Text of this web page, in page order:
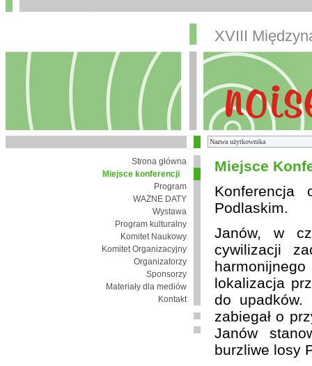
XVIII
Strona główna
Miejsce konferencji
Program
WAŻNE DATY
Wystawa
Program kulturalny
Komitet Naukowy
Komitet Organizacyjny
Organizatorzy
Sponsorzy
Materiały dla mediów
Kontakt
Miejsce
Podlaskim.
Janów, w
cywilizacji
lokalizacja
do upadków.
zabiegał o
Janów
burzliwe losy